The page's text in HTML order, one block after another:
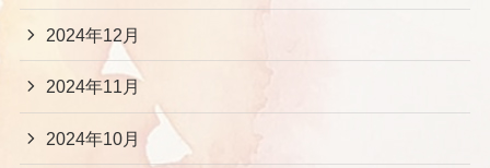
2024年12月
2024年11月
2024年10月